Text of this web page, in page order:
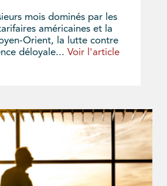
mois dominés par les
américaines et la
Orient, la lutte contre
déloyale... Voir l'article